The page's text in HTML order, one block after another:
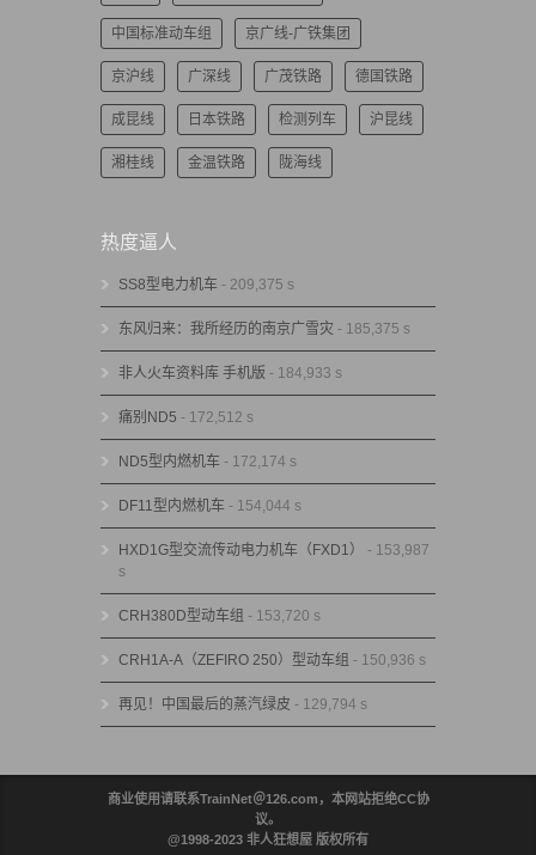
中国标准动车组 京广线-广铁集团
京沪线 广深线 广茂铁路 德国铁路
成昆线 日本铁路 检测列车 沪昆线
湘桂线 金温铁路 陇海线
热度逼人
SS8型电力机车 - 209,375 s
东风归来：我所经历的南京广雪灾 - 185,375 s
非人火车资料库 手机版 - 184,933 s
痛别ND5 - 172,512 s
ND5型内燃机车 - 172,174 s
DF11型内燃机车 - 154,044 s
HXD1G型交流传动电力机车（FXD1）
- 153,987
s
CRH380D型动车组 - 153,720 s
CRH1A-A（ZEFIRO 250）型动车组 - 150,936 s
再见！中国最后的蒸汽绿皮 - 129,794 s
商业使用请联系TrainNet＠126.com，本网站拒绝CC协
议。
@1998-2023 非人狂想屋 版权所有